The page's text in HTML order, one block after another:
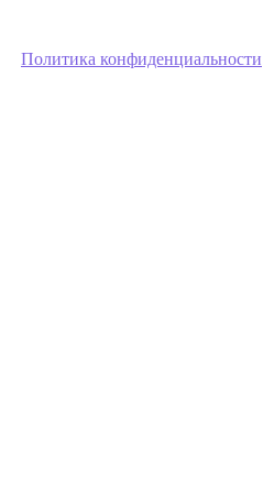
Политика конфиденциальности